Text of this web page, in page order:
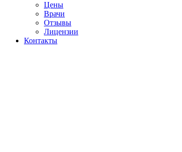
Цены
Врачи
Отзывы
Лицензии
Контакты